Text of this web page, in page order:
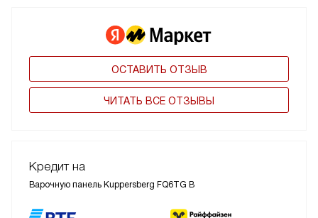
ОСТАВИТЬ ОТЗЫВ
ЧИТАТЬ ВСЕ ОТЗЫВЫ
Кредит на
Варочную панель Kuppersberg FQ6TG B